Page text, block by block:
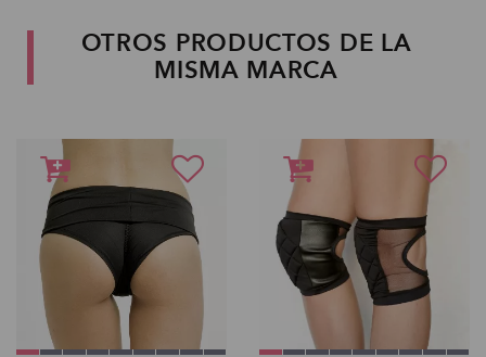
OTROS PRODUCTOS DE LA
MISMA MARCA